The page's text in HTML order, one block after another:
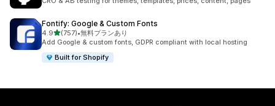
Fontify: Google & Custom Fonts
4.95つ星中
(757)
合計レビュー数：757件
•無料プランあり
Add Google & custom fonts, GDPR compliant with local hosting
Built for Shopify